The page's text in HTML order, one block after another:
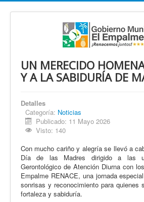
UN MERECIDO
Y A LA SABIDURÍA DE
Detalles
Categoría: Noticias
Publicado: 11 Mayo 2026
Visto: 140
Con mucho cariño y alegría se llevó a
Día de las Madres dirigido a las
Gerontológico de Atención Diurna con
Empalme RENACE, una jornada
sonrisas y reconocimiento para quienes
fortaleza y sabiduría.